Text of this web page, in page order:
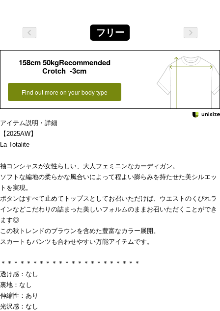
フリー
158cm 50kgRecommended
Crotch -3cm
Find out more on your body type
アイテム説明・詳細
【2025AW】
La Totalite
袖コンシャスが女性らしい、大人フェミニンなカーディガン。
ソフトな編地の柔らかな風合いによって程よい膨らみを持たせた美シルエッ
トを実現。
ボタンはすべて止めてトップスとしてお召いただけば、ウエストのくびれラ
インなどこだわりの詰まった美しいフォルムのままお召いただくことができ
ます◎
この秋トレンドのブラウンを含めた豊富なカラー展開。
スカートもパンツも合わせやすい万能アイテムです。
＊＊＊＊＊＊＊＊＊＊＊＊＊＊＊＊＊＊＊＊＊＊
透け感：なし
裏地：なし
伸縮性：あり
光沢感：なし